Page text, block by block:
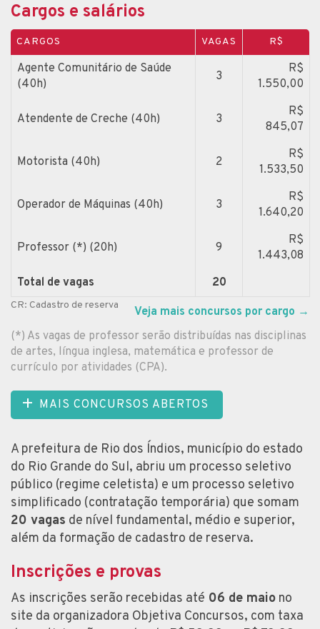
Cargos e salários
CARGOS VAGAS R$
Agente Comunitário de Saúde
(40h)
3
R$
1.550,00
Atendente de Creche (40h) 3
R$
845,07
Motorista (40h) 2
R$
1.533,50
Operador de Máquinas (40h) 3
R$
1.640,20
Professor (*) (20h) 9
R$
1.443,08
Total de vagas
20
CR: Cadastro de reserva Veja mais concursos por cargo →
(*) As vagas de professor serão distribuídas nas disciplinas
de artes, língua inglesa, matemática e professor de
currículo por atividades (CPA).
MAIS CONCURSOS ABERTOS
A prefeitura de Rio dos Índios, município do estado
do Rio Grande do Sul, abriu um processo seletivo
público (regime celetista) e um processo seletivo
simplificado (contratação temporária) que somam
20 vagas de nível fundamental, médio e superior,
além da formação de cadastro de reserva.
Inscrições e provas
As inscrições serão recebidas até 06 de maio no
site da organizadora Objetiva Concursos, com taxa